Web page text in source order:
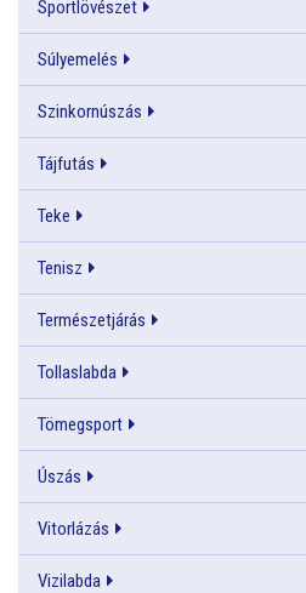
Sportlövészet
Súlyemelés
Szinkornúszás
Tájfutás
Teke
Tenisz
Természetjárás
Tollaslabda
Tömegsport
Úszás
Vitorlázás
Vizilabda